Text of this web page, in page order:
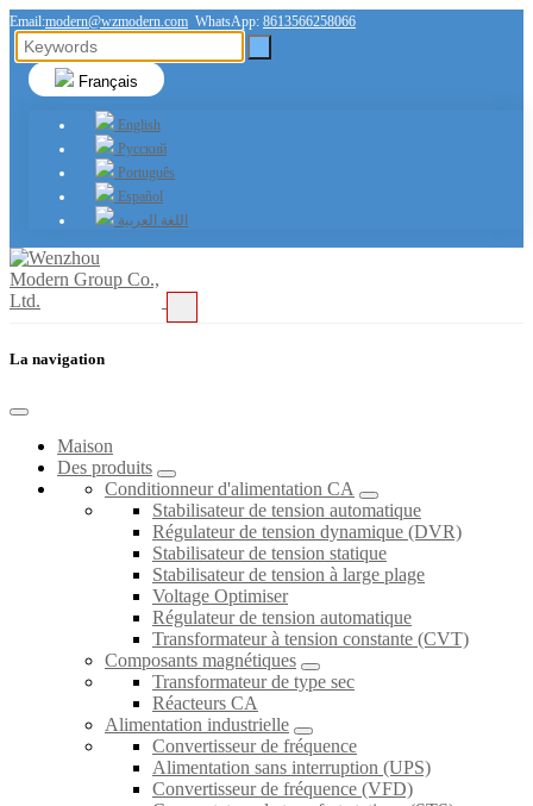
Email:modern@wzmodern.com WhatsApp: 8613566258066
Français
English
Русский
Português
Español
اللغة العربية
La navigation
Maison
Des produits
Conditionneur d'alimentation CA
Stabilisateur de tension automatique
Régulateur de tension dynamique (DVR)
Stabilisateur de tension statique
Stabilisateur de tension à large plage
Voltage Optimiser
Régulateur de tension automatique
Transformateur à tension constante (CVT)
Composants magnétiques
Transformateur de type sec
Réacteurs CA
Alimentation industrielle
Convertisseur de fréquence
Alimentation sans interruption (UPS)
Convertisseur de fréquence (VFD)